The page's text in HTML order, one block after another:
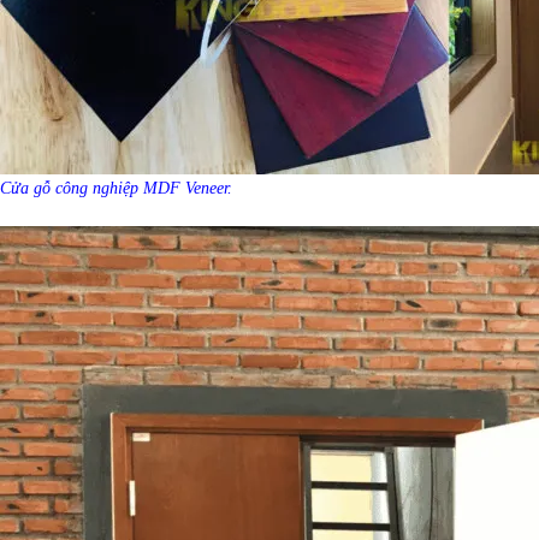
Cửa gỗ công nghiệp MDF Veneer.